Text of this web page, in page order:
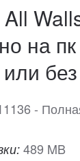
на
-
489 MB